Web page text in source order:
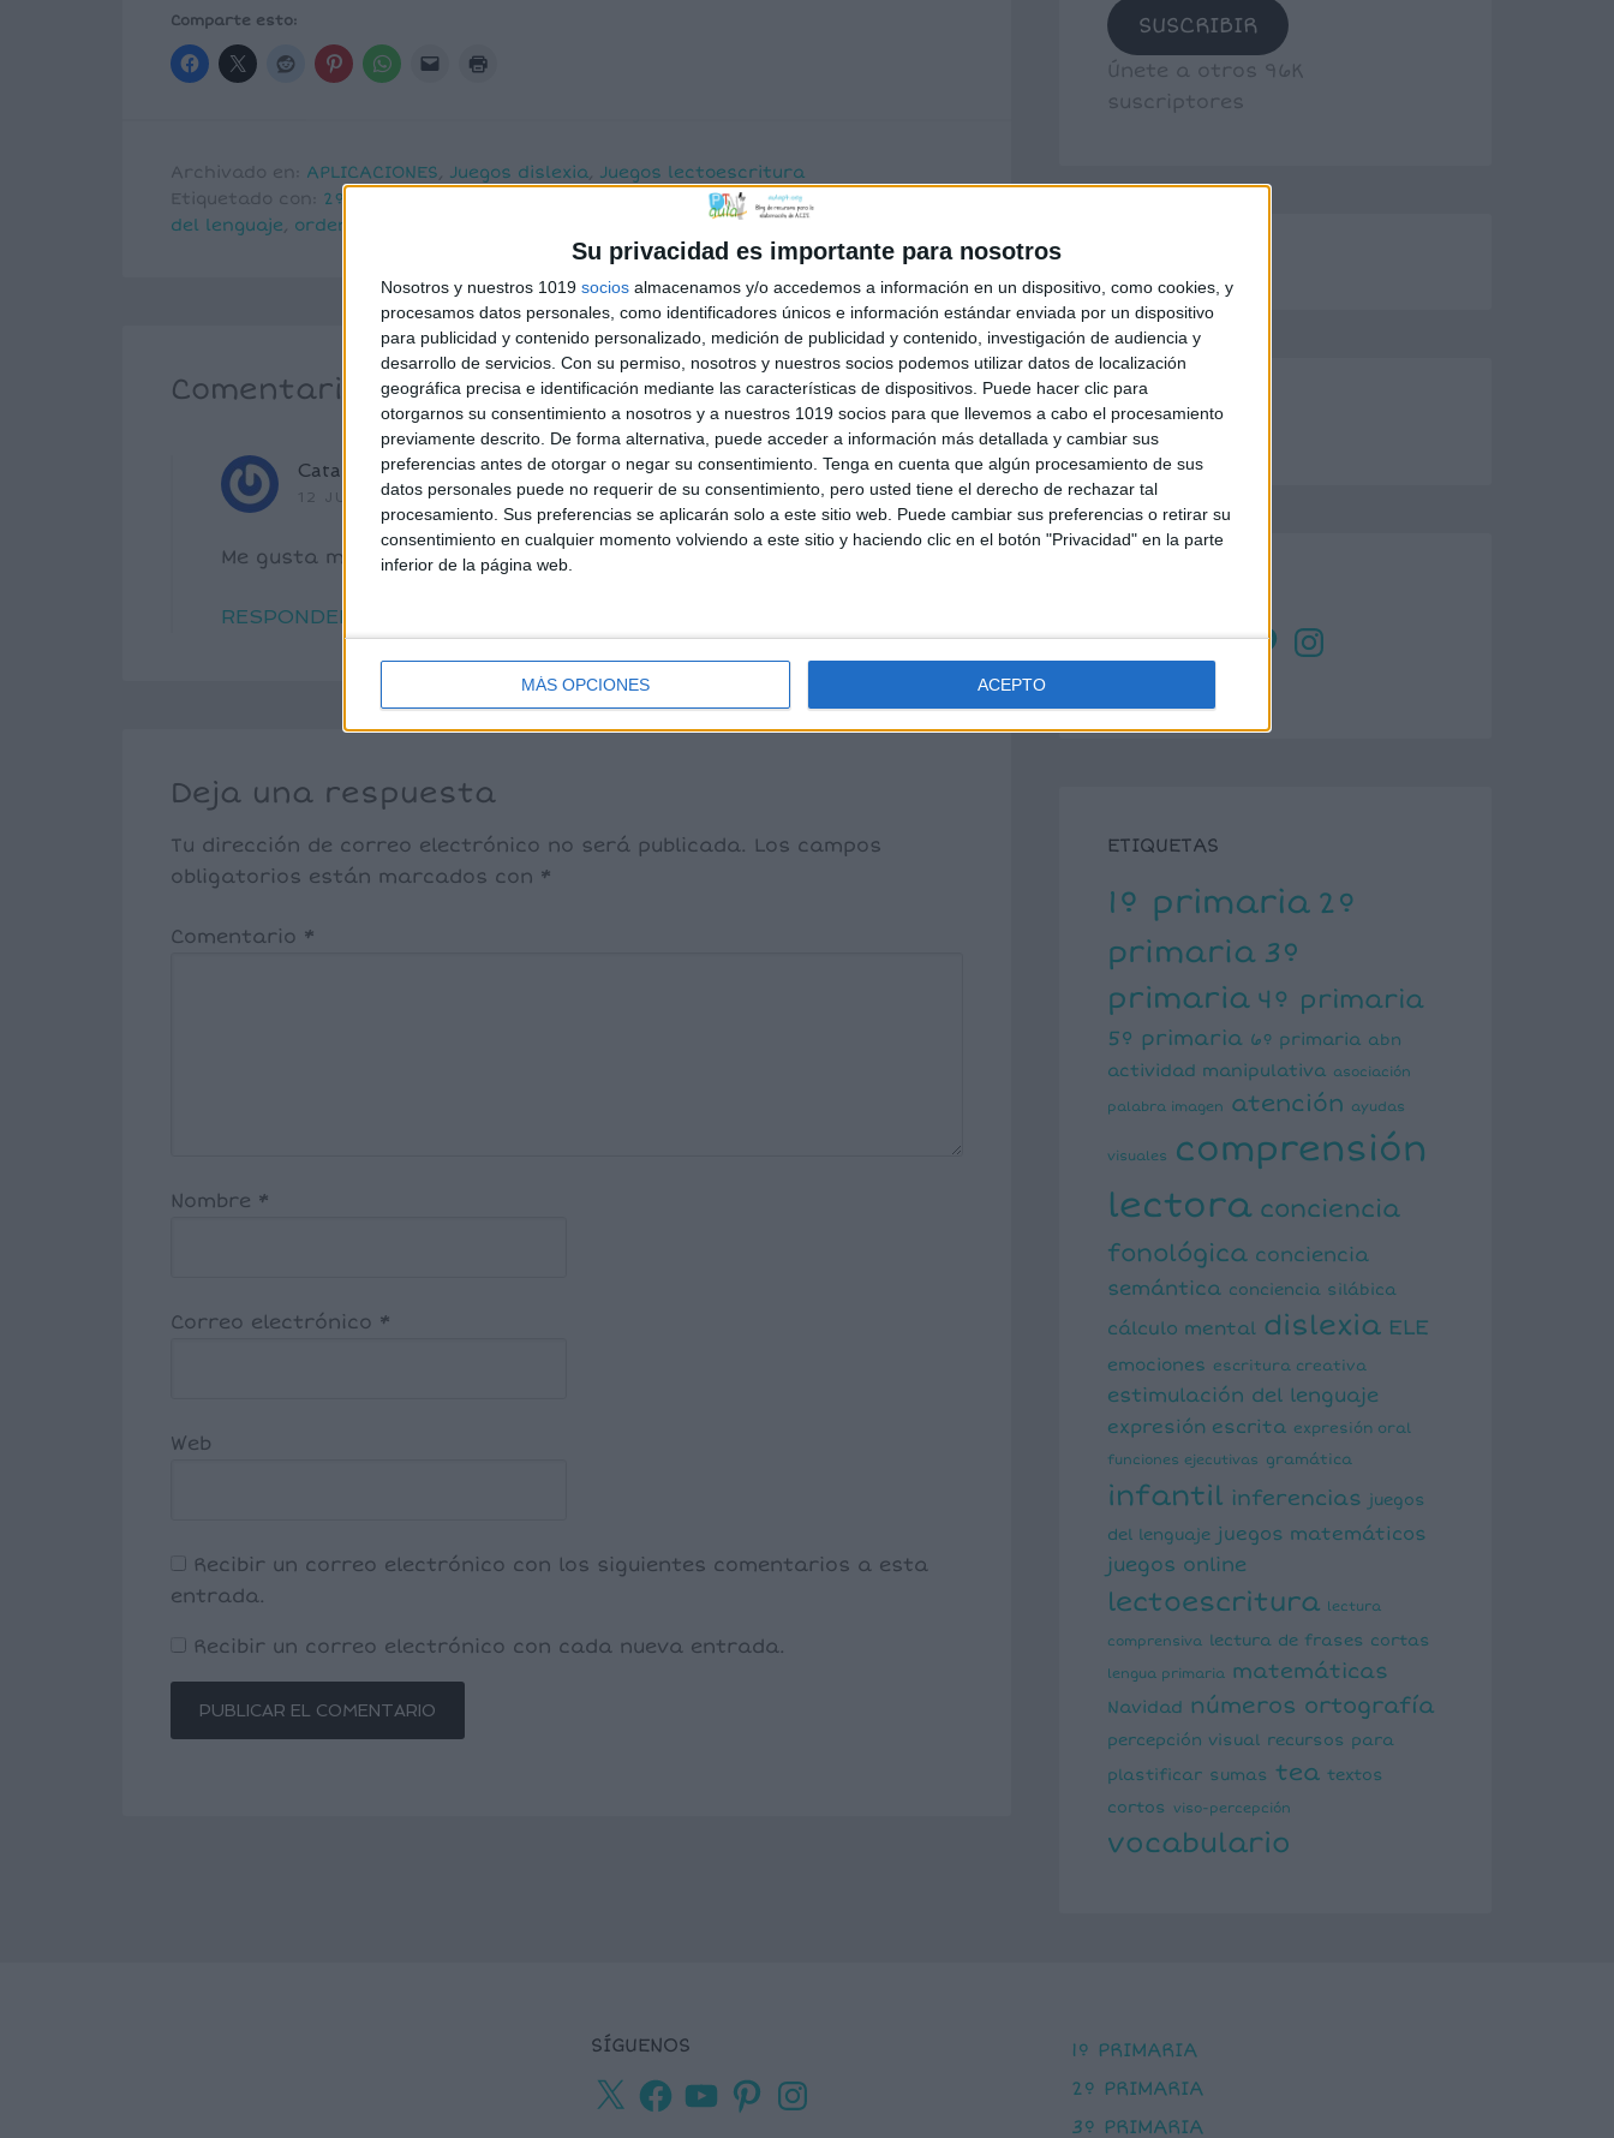
Su privacidad es importante para nosotros
Nosotros y nuestros 1019 socios almacenamos y/o accedemos a información en un dispositivo, como cookies, y
procesamos datos personales, como identificadores únicos e información estándar enviada por un dispositivo
para publicidad y contenido personalizado, medición de publicidad y contenido, investigación de audiencia y
desarrollo de servicios. Con su permiso, nosotros y nuestros socios podemos utilizar datos de localización
geográfica precisa e identificación mediante las características de dispositivos. Puede hacer clic para
otorgarnos su consentimiento a nosotros y a nuestros 1019 socios para que llevemos a cabo el procesamiento
previamente descrito. De forma alternativa, puede acceder a información más detallada y cambiar sus
preferencias antes de otorgar o negar su consentimiento. Tenga en cuenta que algún procesamiento de sus
datos personales puede no requerir de su consentimiento, pero usted tiene el derecho de rechazar tal
procesamiento. Sus preferencias se aplicarán solo a este sitio web. Puede cambiar sus preferencias o retirar su
consentimiento en cualquier momento volviendo a este sitio y haciendo clic en el botón "Privacidad" en la parte
inferior de la página web.
MÁS OPCIONES ACEPTO
Comparte esto:
Archivado en: APLICACIONES, Juegos dislexia, Juegos lectoescritura
Etiquetado con: 2º primaria aplicaciones aulapt
del lenguaje, ordenar letras
Comentarios
Catalina dice
12 JUNIO, 2023 EN 7:27 PM
Me gusta mucho
RESPONDER
Deja una respuesta
Tu dirección de correo electrónico no será publicada. Los campos
obligatorios están marcados con *
Comentario *
Nombre *
Correo electrónico *
Web
Recibir un correo electrónico con los siguientes comentarios a esta
entrada.
Recibir un correo electrónico con cada nueva entrada.
SUSCRIBIR
Únete a otros 96K
suscriptores
X
Facebook
YouTubePinterestInstagram
ETIQUETAS
1º primaria 2º
primaria 3º
primaria 4º primaria
5º primaria 6º primaria abn
actividad manipulativa asociación
palabra imagen atención ayudas
visuales
comprensión
lectora conciencia
fonológica conciencia
semántica conciencia silábica
cálculo mental dislexia ELE
emociones escritura creativa
estimulación del lenguaje
expresión escrita expresión oral
funciones ejecutivas gramática
infantil inferencias juegos
del lenguaje juegos matemáticos
juegos online
lectoescritura lectura
comprensiva lectura de frases cortas
lengua primaria matemáticas
Navidad números ortografía
percepción visual recursos para
plastificar sumas tea textos
cortos
viso-percepción
vocabulario
SÍGUENOS
X
Facebook
YouTubePinterestInstagram
1º PRIMARIA
2º PRIMARIA
3º PRIMARIA